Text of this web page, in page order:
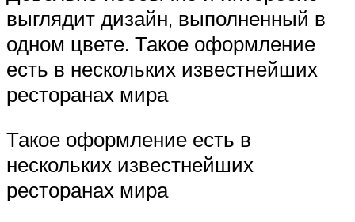
выглядит дизайн, выполненный в
одном цвете. Такое оформление
есть в нескольких известнейших
ресторанах мира
Такое оформление есть в
нескольких известнейших
ресторанах мира